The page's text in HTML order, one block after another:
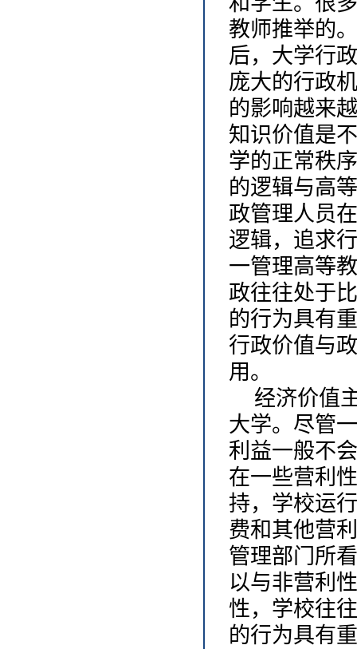
教师推举的
后，大学行
庞大的行政
的影响越来
知识价值是
学的正常秩
的逻辑与高
政管理人员
逻辑，追求
一管理高等
政往往处于
的行为具有
行政价值与
用。
经济价值
大学。尽管
利益一般不
在一些营利
持，学校运
费和其他营
管理部门所
以与非营利
性，学校往
的行为具有